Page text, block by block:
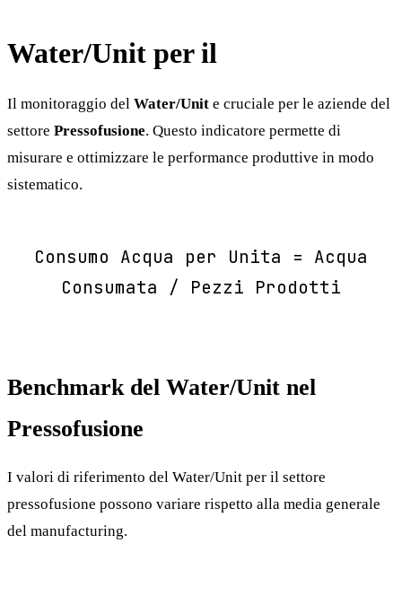
Water/Unit per il
Il monitoraggio del Water/Unit e cruciale per le aziende del
settore Pressofusione. Questo indicatore permette di
misurare e ottimizzare le performance produttive in modo
sistematico.
Consumo Acqua per Unita = Acqua
Consumata / Pezzi Prodotti
Benchmark del Water/Unit nel
Pressofusione
I valori di riferimento del Water/Unit per il settore
pressofusione possono variare rispetto alla media generale
del manufacturing.